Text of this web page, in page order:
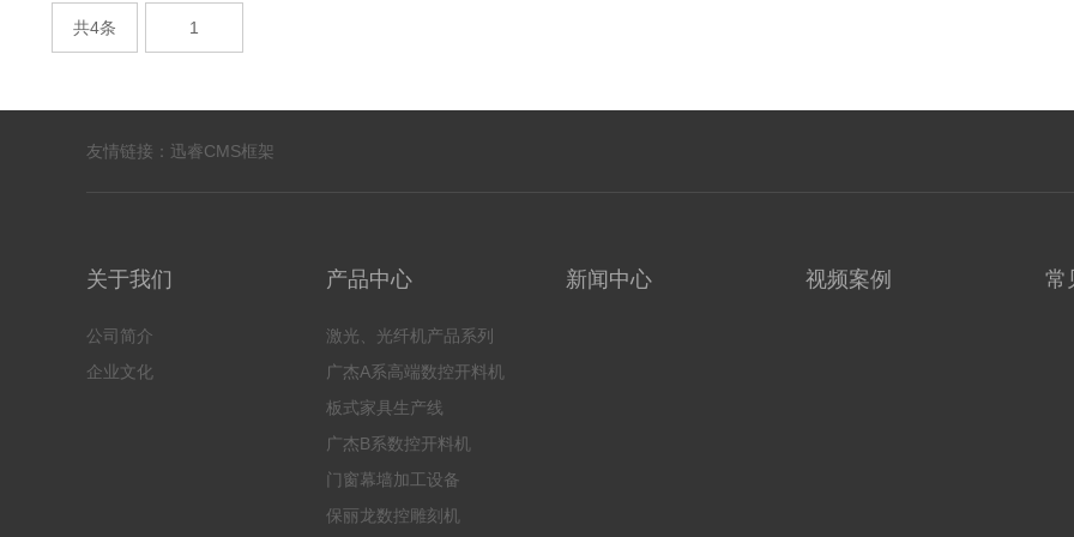
共4条 1
友情链接： 迅睿CMS框架
关于我们
公司简介
企业文化
产品中心
激光、光纤机产品系列
广杰A系高端数控开料机
板式家具生产线
广杰B系数控开料机
门窗幕墙加工设备
保丽龙数控雕刻机
新闻中心 视频案例 常